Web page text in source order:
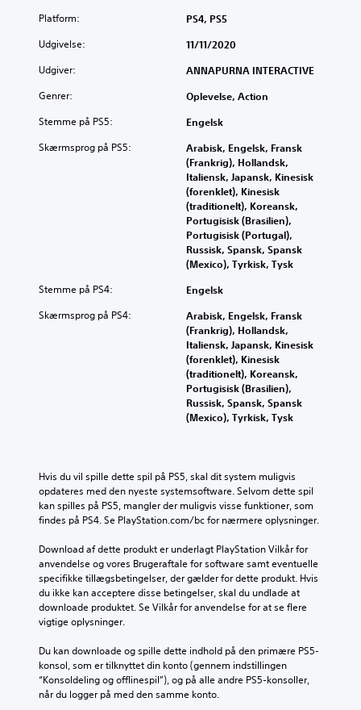
Platform: PS4, PS5
Udgivelse: 11/11/2020
Udgiver: ANNAPURNA INTERACTIVE
Genrer: Oplevelse, Action
Stemme på PS5: Engelsk
Skærmsprog på PS5:
Arabisk, Engelsk, Fransk
(Frankrig), Hollandsk,
Italiensk, Japansk, Kinesisk
(forenklet), Kinesisk
(traditionelt), Koreansk,
Portugisisk (Brasilien),
Portugisisk (Portugal),
Russisk, Spansk, Spansk
(Mexico), Tyrkisk, Tysk
Stemme på PS4: Engelsk
Skærmsprog på PS4:
Arabisk, Engelsk, Fransk
(Frankrig), Hollandsk,
Italiensk, Japansk, Kinesisk
(forenklet), Kinesisk
(traditionelt), Koreansk,
Portugisisk (Brasilien),
Russisk, Spansk, Spansk
(Mexico), Tyrkisk, Tysk
Hvis du vil spille dette spil på PS5, skal dit system muligvis
opdateres med den nyeste systemsoftware. Selvom dette spil
kan spilles på PS5, mangler der muligvis visse funktioner, som
findes på PS4. Se PlayStation.com/bc for nærmere oplysninger.
Download af dette produkt er underlagt PlayStation Vilkår for
anvendelse og vores Brugeraftale for software samt eventuelle
specifikke tillægsbetingelser, der gælder for dette produkt. Hvis
du ikke kan acceptere disse betingelser, skal du undlade at
downloade produktet. Se Vilkår for anvendelse for at se flere
vigtige oplysninger.
Du kan downloade og spille dette indhold på den primære PS5-
konsol, som er tilknyttet din konto (gennem indstillingen
“Konsoldeling og offlinespil”), og på alle andre PS5-konsoller,
når du logger på med den samme konto.